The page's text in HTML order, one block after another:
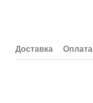
Доставка Оплата